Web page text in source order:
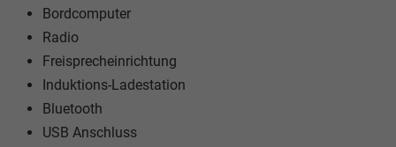
Bordcomputer
Radio
Freisprecheinrichtung
Induktions-Ladestation
Bluetooth
USB Anschluss